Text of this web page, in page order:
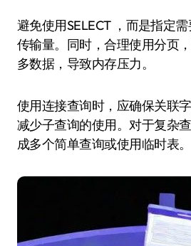
避免使用SELECT ，而是指定
传输量。同时，合理使用分页
多数据，导致内存压力。
使用连接查询时，应确保关联
减少子查询的使用。对于复杂
成多个简单查询或使用临时表。